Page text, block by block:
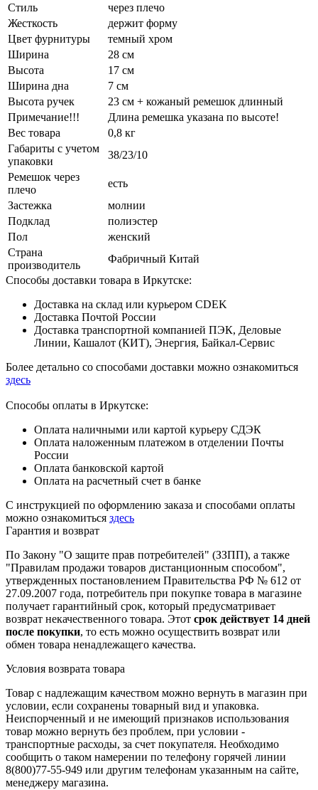
Стиль
через плечо
Жесткость
держит форму
Цвет фурнитуры
темный хром
Ширина
28 см
Высота
17 см
Ширина дна
7 см
Высота ручек
23 см + кожаный ремешок длинный
Примечание!!!
Длина ремешка указана по высоте!
Вес товара
0,8 кг
Габариты с учетом
упаковки
38/23/10
Ремешок через
плечо
есть
Застежка
молнии
Подклад
полиэстер
Пол
женский
Страна
производитель
Фабричный Китай
Способы доставки товара в Иркутске:
Доставка на склад или курьером CDEK
Доставка Почтой России
Доставка транспортной компанией ПЭК, Деловые
Линии, Кашалот (КИТ), Энергия, Байкал-Сервис
Более детально со способами доставки можно ознакомиться
здесь
Способы оплаты в Иркутске:
Оплата наличными или картой курьеру СДЭК
Оплата наложенным платежом в отделении Почты
России
Оплата банковской картой
Оплата на расчетный счет в банке
С инструкцией по оформлению заказа и способами оплаты
можно ознакомиться здесь
Гарантия и возврат
По Закону "О защите прав потребителей" (ЗЗПП), а также
"Правилам продажи товаров дистанционным способом",
утвержденных постановлением Правительства РФ № 612 от
27.09.2007 года, потребитель при покупке товара в магазине
получает гарантийный срок, который предусматривает
возврат некачественного товара. Этот срок действует 14 дней
после покупки, то есть можно осуществить возврат или
обмен товара ненадлежащего качества.
Условия возврата товара
Товар с надлежащим качеством можно вернуть в магазин при
условии, если сохранены товарный вид и упаковка.
Неиспорченный и не имеющий признаков использования
товар можно вернуть без проблем, при условии -
транспортные расходы, за счет покупателя. Необходимо
сообщить о таком намерении по телефону горячей линии
8(800)77-55-949 или другим телефонам указанным на сайте,
менеджеру магазина.